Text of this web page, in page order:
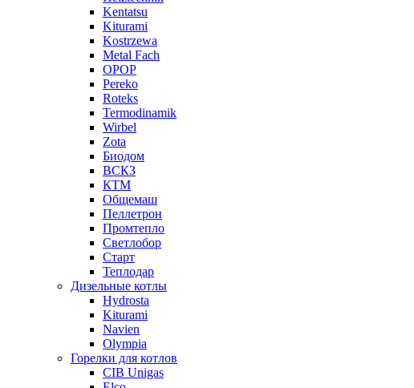
Kentatsu
Kiturami
Kostrzewa
Metal Fach
OPOP
Pereko
Roteks
Termodinamik
Wirbel
Zota
Биодом
ВСКЗ
КТМ
Общемаш
Пеллетрон
Промтепло
Светлобор
Старт
Теплодар
Дизельные котлы
Hydrosta
Kiturami
Navien
Olympia
Горелки для котлов
CIB Unigas